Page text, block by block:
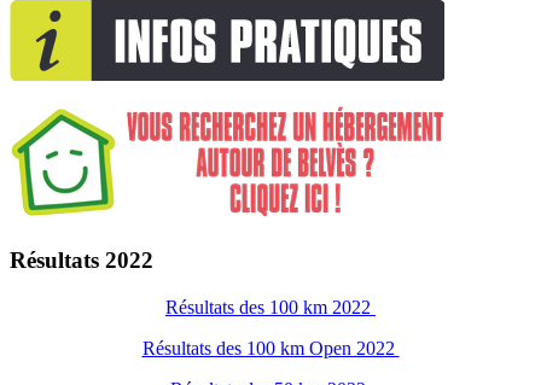
Résultats 2022
Résultats des 100 km 2022
Résultats des 100 km Open 2022